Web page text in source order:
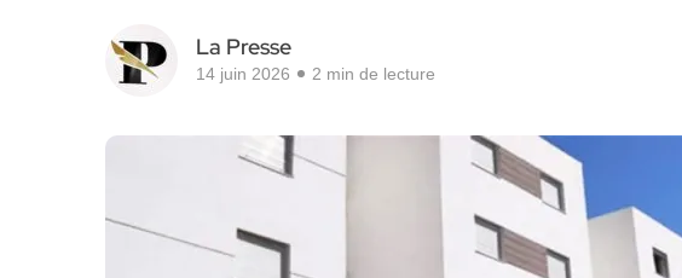
La Presse
14 juin 2026 2 min de lecture